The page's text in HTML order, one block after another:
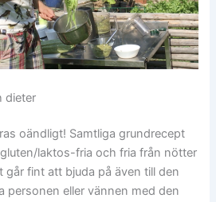
dieter
oändligt! Samtliga grundrecept
laktos-fria och fria från nötter
går fint att bjuda på även till den
personen eller vännen med den